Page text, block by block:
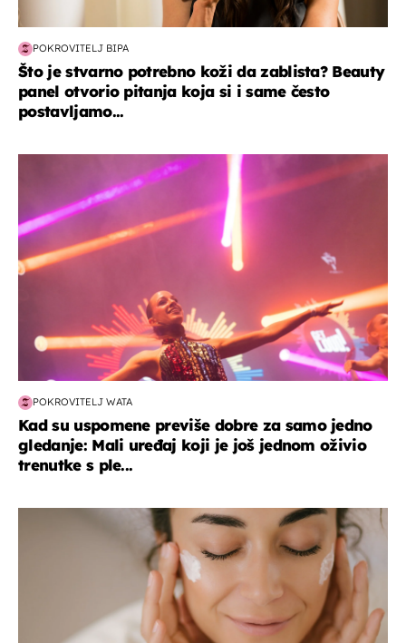
POKROVITELJ BIPA
Što je stvarno potrebno koži da zablista? Beauty
panel otvorio pitanja koja si i same često
postavljamo...
POKROVITELJ WATA
Kad su uspomene previše dobre za samo jedno
gledanje: Mali uređaj koji je još jednom oživio
trenutke s ple...
moda & ljepota